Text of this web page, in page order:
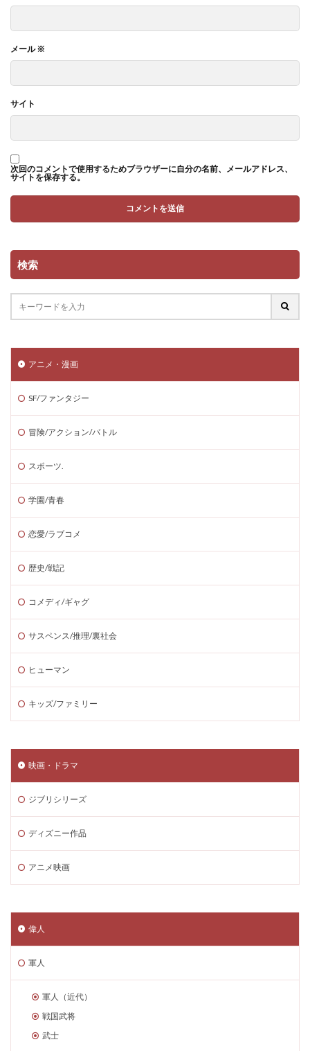
メール※
サイト
次回のコメントで使用するためブラウザーに自分の名前、メールアドレス、
サイトを保存する。
検索
アニメ・漫画
SF/ファンタジー
冒険/アクション/バトル
スポーツ.
学園/青春
恋愛/ラブコメ
歴史/戦記
コメディ/ギャグ
サスペンス/推理/裏社会
ヒューマン
キッズ/ファミリー
映画・ドラマ
ジブリシリーズ
ディズニー作品
アニメ映画
偉人
軍人
軍人（近代）
戦国武将
武士